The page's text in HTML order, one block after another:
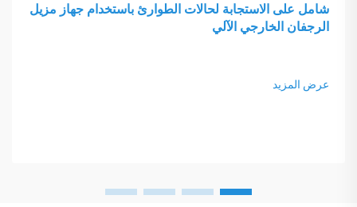
شامل على الاستجابة لحالات الطوارئ باستخدام جهاز مزيل
الرجفان الخارجي الآلي
عرض المزيد